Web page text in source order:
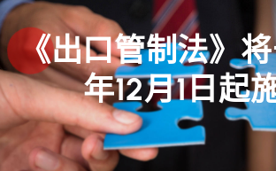
《出口管制法》
年12月1日起